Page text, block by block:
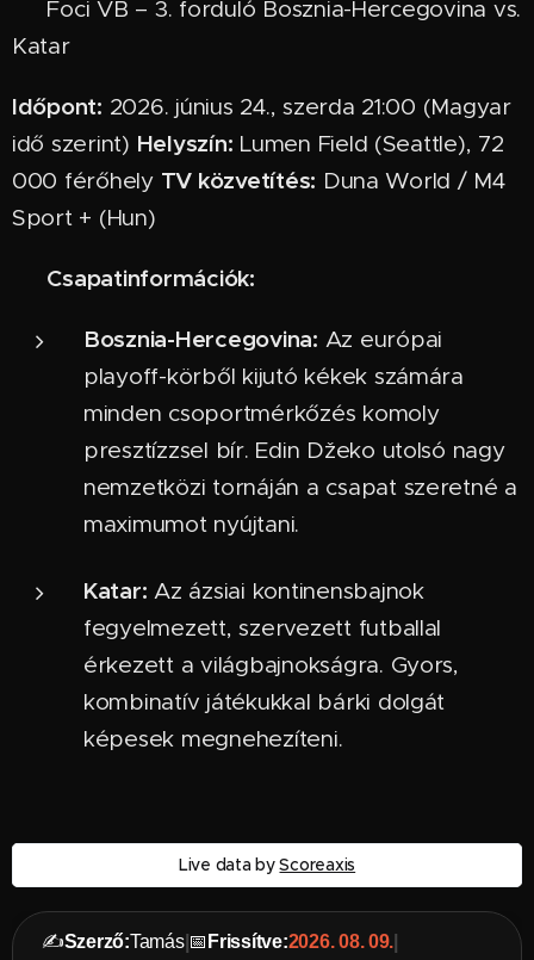
⚽ Foci VB – 3. forduló Bosznia-Hercegovina vs.
Katar
Időpont: 2026. június 24., szerda 21:00 (Magyar
idő szerint) Helyszín: Lumen Field (Seattle), 72
000 férőhely TV közvetítés: Duna World / M4
Sport + (Hun)
Csapatinformációk:
Bosznia-Hercegovina: Az európai
playoff-körből kijutó kékek számára
minden csoportmérkőzés komoly
presztízzsel bír. Edin Džeko utolsó nagy
nemzetközi tornáján a csapat szeretné a
maximumot nyújtani.
Katar: Az ázsiai kontinensbajnok
fegyelmezett, szervezett futballal
érkezett a világbajnokságra. Gyors,
kombinatív játékukkal bárki dolgát
képesek megnehezíteni.
Live data byScoreaxis
✍️Szerző:Tamás| 📅 Frissítve:2026. 08. 09.